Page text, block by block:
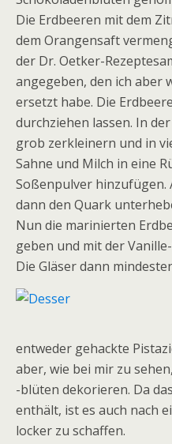
Die Erdbeeren mit dem
dem Orangensaft
der Dr. Oetker-
angegeben, den ich aber
ersetzt habe. Die
durchziehen lassen. In
grob zerkleinern und in
Sahne und Milch in eine
Soßenpulver
dann den Quark
Nun die marinierten
geben und mit der
Die Gläser dann
entweder gehackte
aber, wie bei mir zu
-blüten dekorieren. Da
enthält, ist es auch nach
locker zu schaffen.